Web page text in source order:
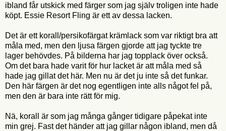
ibland får utskick med färger som jag själv troligen inte hade
köpt. Essie Resort Fling är ett av dessa lacken.
Det är ett korall/persikofärgat krämlack som var riktigt bra att
måla med, men den ljusa färgen gjorde att jag tyckte tre
lager behövdes. På bilderna har jag topplack över också.
Om det bara hade varit för hur lacket är att måla med så
hade jag gillat det här. Men nu är det ju inte så det funkar.
Den här färgen är det nog egentligen inte alls något fel på,
men den är bara inte rätt för mig.
Nä, korall är som jag många gånger tidigare påpekat inte
min grej. Fast det händer att jag gillar någon ibland, men då